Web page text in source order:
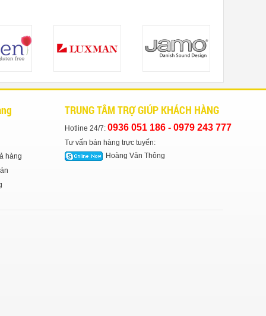
hàng
TRUNG TÂM TRỢ GIÚP KHÁCH HÀNG
Hotline 24/7: 0936 051 186 - ‎0979 243 777
Tư vấn bán hàng trực tuyến:
Hoàng Văn Thông